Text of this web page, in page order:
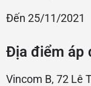
Đến 25/11/2021
Địa điểm áp
Vincom B, 72 Lê